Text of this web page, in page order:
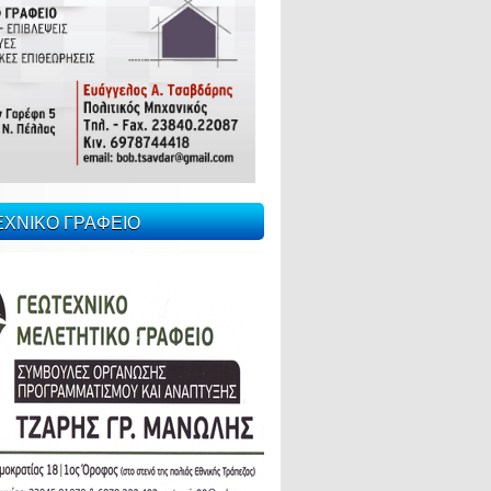
ΓΡΑΦΕΙΟ